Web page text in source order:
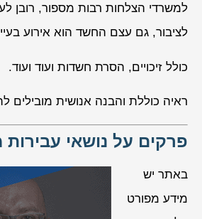
למשרדי הצלחות רבות מספור, רובן
לציבור, גם עצם החשד הוא אירוע
כולל זיכויים, הסרת חשדות ועוד ועוד.
ראיה כוללת והבנה אנושית מובילים
פרקים על נושאי עבירות
באתר יש
מידע מפורט